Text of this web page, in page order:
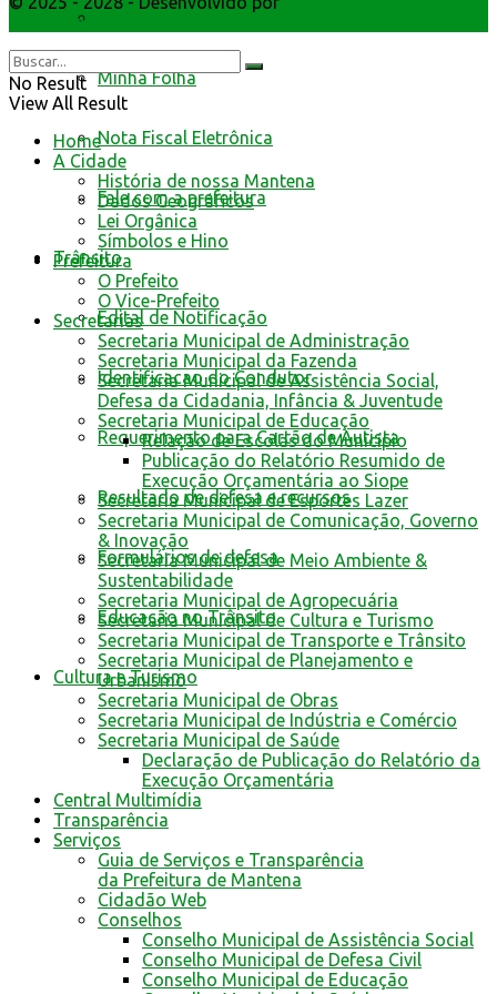
Minha Folha
Nota Fiscal Eletrônica
Fale com a prefeitura
Trânsito
Edital de Notificação
Identificacao do Condutor
Requerimento para Cartão de Autista
Resultado de defesa e recursos
Formulários de defesa
Educação no Trânsito
Cultura e Turismo
Interativas
No Result
View All Result
Home
A Cidade
História de nossa Mantena
Dados Geográficos
Lei Orgânica
Símbolos e Hino
Prefeitura
O Prefeito
O Vice-Prefeito
Secretarias
Secretaria Municipal de Administração
Secretaria Municipal da Fazenda
Secretaria Municipal de Assistência Social,
Defesa da Cidadania, Infância & Juventude
Secretaria Municipal de Educação
Relação de Escolas do Município
Publicação do Relatório Resumido de
Execução Orçamentária ao Siope
Secretaria Municipal de Esportes Lazer
Secretaria Municipal de Comunicação, Governo
& Inovação
Secretaria Municipal de Meio Ambiente &
Sustentabilidade
Secretaria Municipal de Agropecuária
Secretaria Municipal de Cultura e Turismo
Secretaria Municipal de Transporte e Trânsito
Secretaria Municipal de Planejamento e
Urbanismo
Secretaria Municipal de Obras
Secretaria Municipal de Indústria e Comércio
Secretaria Municipal de Saúde
Declaração de Publicação do Relatório da
Execução Orçamentária
Central Multimídia
Transparência
Serviços
Guia de Serviços e Transparência
da Prefeitura de Mantena
Cidadão Web
Conselhos
Conselho Municipal de Assistência Social
Conselho Municipal de Defesa Civil
Conselho Municipal de Educação